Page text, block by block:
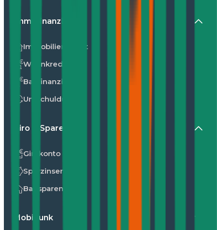
Immofinanzierung
Immobilienkredit
Wohnkredit
Baufinanzierung
Umschuldung
Giro & Sparen
Girokonto
Sparzinsen
Bausparen
Mobilfunk